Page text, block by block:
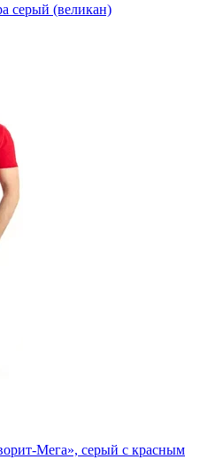
(великан)
Мега», серый с красным